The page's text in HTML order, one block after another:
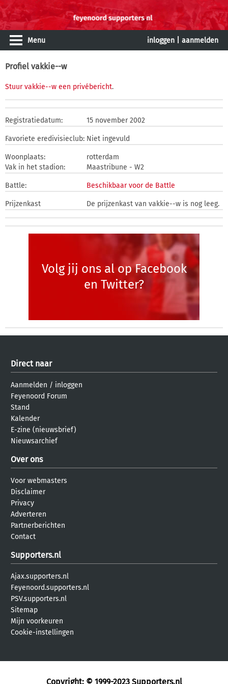
Menu inloggen aanmelden
Profiel vakkie--w
Stuur vakkie--w een privébericht.
Registratiedatum: 15 november 2002
Favoriete eredivisieclub: Niet ingevuld
Woonplaats:
rotterdam
Vak in het stadion:
Maastribune - W2
Battle: Beschikbaar voor de Battle
Prijzenkast De prijzenkast van vakkie--w is nog leeg.
Volg jij ons al op Facebook
en Twitter?
Direct naar
Aanmelden / inloggen
Feyenoord Forum
Stand
Kalender
E-zine (nieuwsbrief)
Nieuwsarchief
Over ons
Voor webmasters
Disclaimer
Privacy
Adverteren
Partnerberichten
Contact
Supporters.nl
Ajax.supporters.nl
Feyenoord.supporters.nl
PSV.supporters.nl
Sitemap
Mijn voorkeuren
Cookie-instellingen
Copyright: © 1999-2023 Supporters.nl